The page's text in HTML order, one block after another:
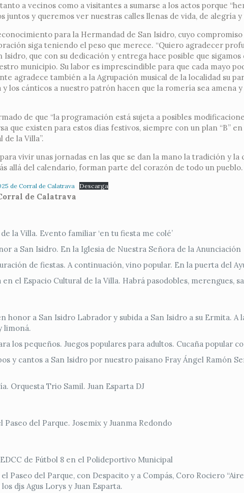
tanto a vecinos como a visitantes a sumarse a los actos porque
juntos y queremos ver nuestras calles llenas de vida, de alegría y
para la Hermandad de San Isidro, cuyo
siga teniendo el peso que merece. “Quiero agradecer
que con su dedicación y entrega hace posible que
municipio. Su labor es imprescindible para que cada mayo
agradece también a la Agrupación musical de la localidad su
y los cánticos a nuestro patrón hacen que la romería sea amena
de que “la programación está sujeta a posibles
que existen para estos días festivos, siempre con un plan “B”
la Villa”.
vivir unas jornadas en las que se dan la mano la tradición y la
allá del calendario, forman parte del corazón de todo un pueblo.
de Corral de Calatrava Descarga
de Calatrava
la Villa. Evento familiar ‘en tu fiesta me colé’
a San Isidro. En la Iglesia de Nuestra Señora de la Anunciación
de fiestas. A continuación, vino popular. En la puerta del
el Espacio Cultural de la Villa. Habrá pasodobles, merengues,
honor a San Isidro Labrador y subida a San Isidro a su Ermita. A
limoná.
los pequeños. Juegos populares para adultos. Cucaña popular
y cantos a San Isidro por nuestro paisano Fray Ángel Ramón
Orquesta Trio Samil. Juan Esparta DJ
del Parque. Josemix y Juanma Redondo
de Fútbol 8 en el Polideportivo Municipal
Paseo del Parque, con Despacito y a Compás, Coro Rociero
djs Agus Lorys y Juan Esparta.